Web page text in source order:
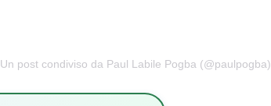
Un post condiviso da Paul Labile Pogba (@paulpogba)